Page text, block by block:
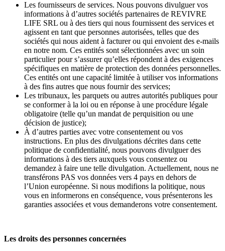
Les fournisseurs de services. Nous pouvons divulguer vos
informations à d’autres sociétés partenaires de REVIVRE
LIFE SRL ou à des tiers qui nous fournissent des services et
agissent en tant que personnes autorisées, telles que des
sociétés qui nous aident à facturer ou qui envoient des e-mails
en notre nom. Ces entités sont sélectionnées avec un soin
particulier pour s’assurer qu’elles répondent à des exigences
spécifiques en matière de protection des données personnelles.
Ces entités ont une capacité limitée à utiliser vos informations
à des fins autres que nous fournir des services;
Les tribunaux, les parquets ou autres autorités publiques pour
se conformer à la loi ou en réponse à une procédure légale
obligatoire (telle qu’un mandat de perquisition ou une
décision de justice);
À d’autres parties avec votre consentement ou vos
instructions. En plus des divulgations décrites dans cette
politique de confidentialité, nous pouvons divulguer des
informations à des tiers auxquels vous consentez ou
demandez à faire une telle divulgation. Actuellement, nous ne
transférons PAS vos données vers 4 pays en dehors de
l’Union européenne. Si nous modifions la politique, nous
vous en informerons en conséquence, vous présenterons les
garanties associées et vous demanderons votre consentement.
Les droits des personnes concernées